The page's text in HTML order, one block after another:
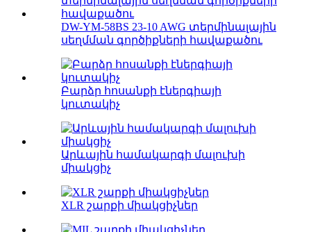
DW-YM-58BS 23-10 AWG տերմինալային
սեղմման գործիքների հավաքածու
Բարձր հոսանքի էներգիայի
կուտակիչ
Արևային համակարգի մալուխի
միակցիչ
XLR շարքի միակցիչներ